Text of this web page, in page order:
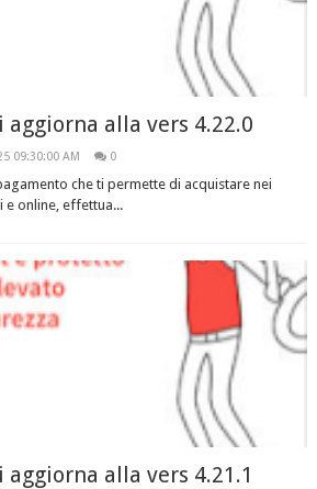
aggiorna alla vers 4.22.0
09:30:00 AM 0
che ti permette di acquistare nei
e online, effettua...
alla vers 4.21.1